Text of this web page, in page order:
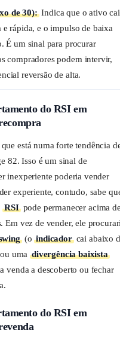
de 30):Indica que o ativo
e rápida, e o impulso de baixa
É um sinal para procurar
compradores podem intervir,
reversão de alta.
do RSI em
está numa forte tendência
82. Isso é um sinal de
inexperiente poderia vender
experiente, contudo, sabe
RSIpode permanecer acima de
Em vez de vender, ele
(oindicadorcai abaixo
ou umadivergência baixista
venda a descoberto ou fechar
do RSI em